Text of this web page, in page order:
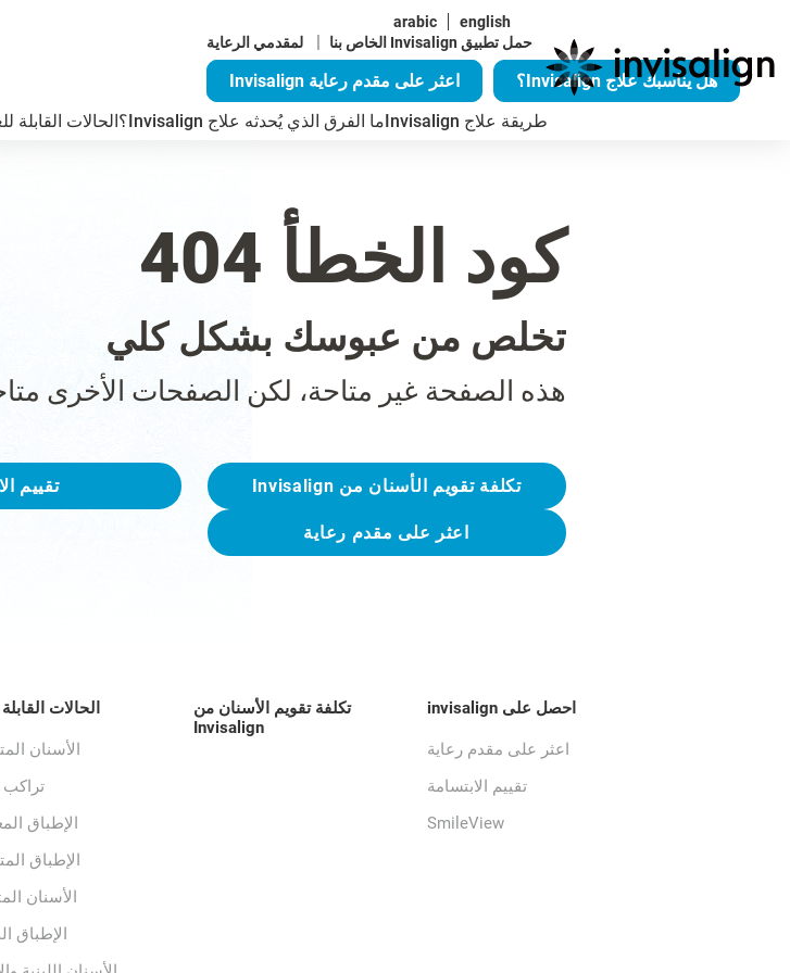
arabic
english
حمل تطبيق Invisalign الخاص بنا
| لمقدمي الرعاية
هل يناسبك علاج Invisalign؟
اعثر على مقدم رعاية Invisalign
طريقة علاج Invisalign
ما الفرق الذي يُحدثه علاج Invisalign؟ الحالات القابلة
كود الخطأ 404
تخلص من عبوسك بشكل كلي
هذه الصفحة غير متاحة، لكن الصفحات الأخرى
تكلفة تقويم الأسنان من Invisalign تقييم
اعثر على مقدم رعاية
الحالات
الأسنان
تراكب
الإطباق
الإطباق
الأسنان
الإطباق
تكلفة تقويم الأسنان من
Invisalign
احصل على invisalign
اعثر على مقدم رعاية
تقييم الابتسامة
SmileView